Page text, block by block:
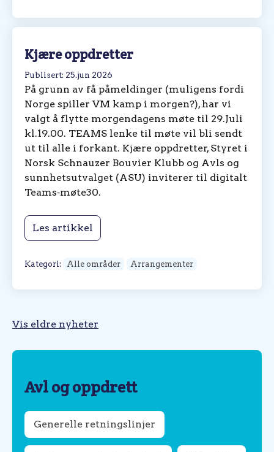
Kjære oppdretter
Publisert: 25.jun 2026
På grunn av få påmeldinger (muligens fordi
Norge spiller VM kamp i morgen?), har vi
valgt å flytte morgendagens møte til 29.Juli
kl.19.00. TEAMS lenke til møte vil bli sendt
ut til alle i forkant. Kjære oppdretter, Styret i
Norsk Schnauzer Bouvier Klubb og Avls og
sunnhetsutvalget (ASU) inviterer til digitalt
Teams‑møte30.
Les artikkel
Kategori: Alle områder Arrangementer
Vis eldre nyheter
Avl og oppdrett
Generelle retningslinjer